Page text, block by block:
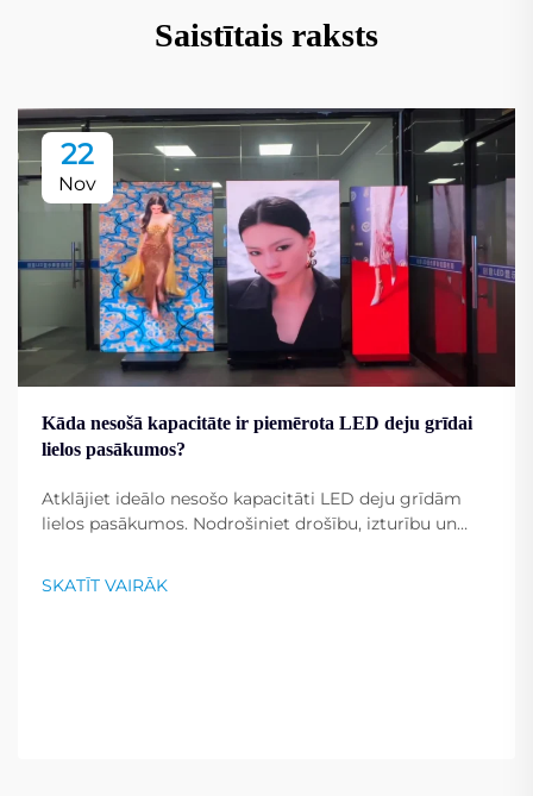
Saistītais raksts
22
Nov
Kāda nesošā kapacitāte ir piemērota LED deju grīdai
lielos pasākumos?
Atklājiet ideālo nesošo kapacitāti LED deju grīdām
lielos pasākumos. Nodrošiniet drošību, izturību un
ekspertu ieteikumus.
SKATĪT VAIRĀK